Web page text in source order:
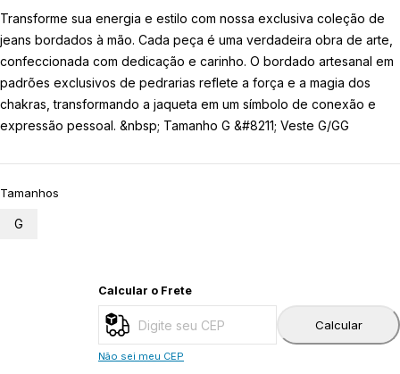
Transforme sua energia e estilo com nossa exclusiva coleção de
jeans bordados à mão. Cada peça é uma verdadeira obra de arte,
confeccionada com dedicação e carinho. O bordado artesanal em
padrões exclusivos de pedrarias reflete a força e a magia dos
chakras, transformando a jaqueta em um símbolo de conexão e
expressão pessoal. &nbsp; Tamanho G &#8211; Veste G/GG
Tamanhos
G
Calcular o Frete
Calcular
Não sei meu CEP